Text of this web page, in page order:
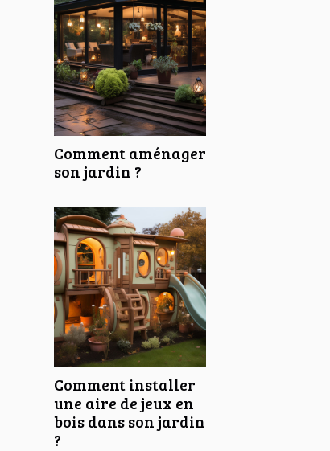
Comment aménager
son jardin ?
Comment installer
une aire de jeux en
bois dans son jardin
?